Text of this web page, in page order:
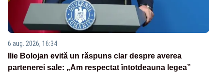
6 aug. 2026, 16:34
Ilie Bolojan evită un răspuns clar despre averea
partenerei sale: „Am respectat întotdeauna legea”